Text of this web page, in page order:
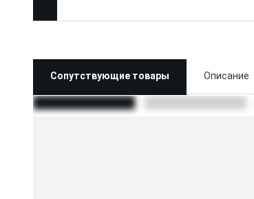
Сопутствующие товары Описание